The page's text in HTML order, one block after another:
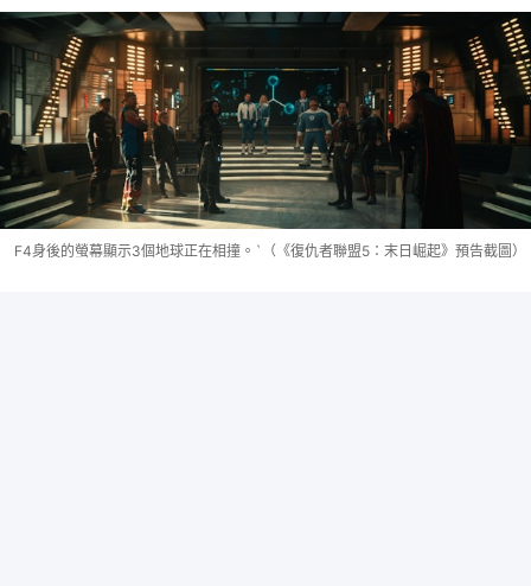
F4身後的螢幕顯示3個地球正在相撞。`（《復仇者聯盟5：末日崛起》預告截圖）